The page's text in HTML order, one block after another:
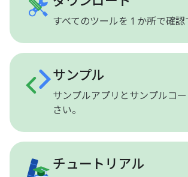
すべてのツールを 1 か所で確認
サンプル
サンプルアプリとサンプルコ
さい。
チュートリアル